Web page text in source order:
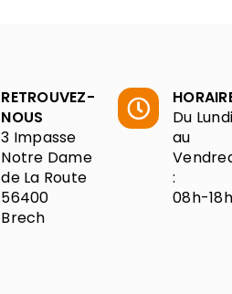
RETROUVEZ-
NOUS
3 Impasse
Notre Dame
de La Route
56400
Brech
Du
au
:
08h-18h